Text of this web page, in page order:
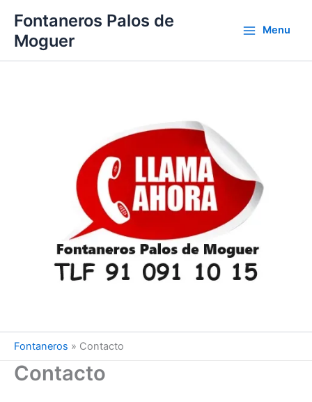
contenido
Fontaneros Palos de
Moguer
Menu
Fontaneros » Contacto
Contacto